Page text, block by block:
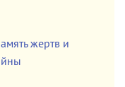
жертв и